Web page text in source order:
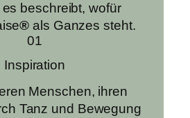
beschreibt, wofür
® als Ganzes steht.
01
Inspiration
Menschen, ihren
Tanz und Bewegung